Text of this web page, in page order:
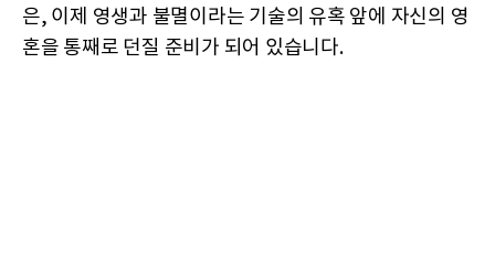
은, 이제 영생과 불멸이라는 기술의 유혹 앞에 자신의 영
혼을 통째로 던질 준비가 되어 있습니다.